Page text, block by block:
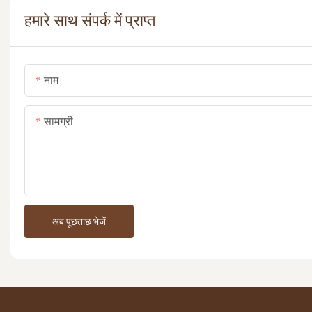
हमारे साथ संपर्क में प्राप्त
नाम
सामग्री
अब पूछताछ भेजें